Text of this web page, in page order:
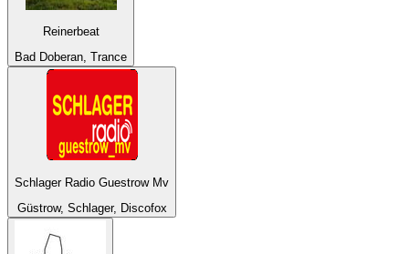
Reinerbeat
Bad Doberan, Trance
Schlager Radio Guestrow Mv
Güstrow, Schlager, Discofox